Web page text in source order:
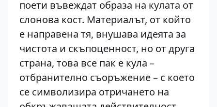
поети въвеждат образа на кулата от
слонова кост. Материалът, от който
е направена тя, внушава идеята за
чистота и скъпоценност, но от друга
страна, това все пак е кула –
отбранително съоръжение – с което
се символизира отричането на